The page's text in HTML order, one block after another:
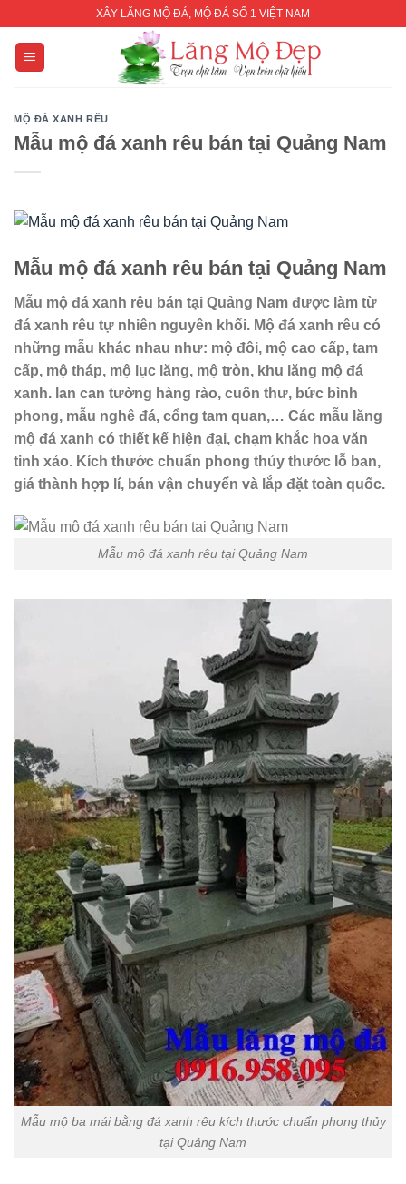
content
XÂY LĂNG MỘ ĐÁ, MỘ ĐÁ SỐ 1 VIỆT NAM
MỘ ĐÁ XANH RÊU
Mẫu mộ đá xanh rêu bán tại Quảng Nam
Mẫu mộ đá xanh rêu bán tại Quảng Nam
Mẫu mộ đá xanh rêu bán tại Quảng Nam được làm từ
đá xanh rêu tự nhiên nguyên khối. Mộ đá xanh rêu có
những mẫu khác nhau như: mộ đôi, mộ cao cấp, tam
cấp, mộ tháp, mộ lục lăng, mộ tròn, khu lăng mộ đá
xanh. lan can tường hàng rào, cuốn thư, bức bình
phong, mẫu nghê đá, cổng tam quan,… Các mẫu lăng
mộ đá xanh có thiết kế hiện đại, chạm khắc hoa văn
tinh xảo. Kích thước chuẩn phong thủy thước lỗ ban,
giá thành hợp lí, bán vận chuyển và lắp đặt toàn quốc.
Mẫu mộ đá xanh rêu tại Quảng Nam
Mẫu mộ ba mái bằng đá xanh rêu kích thước chuẩn phong thủy
tại Quảng Nam